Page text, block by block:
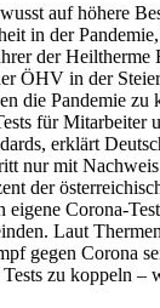
auf höhere
in der
der Heiltherme
ÖHV in der
die Pandemie zu
für Mitarbeiter
erklärt
nur mit
der
eigene Corona-
Laut
gegen Corona
zu koppeln –